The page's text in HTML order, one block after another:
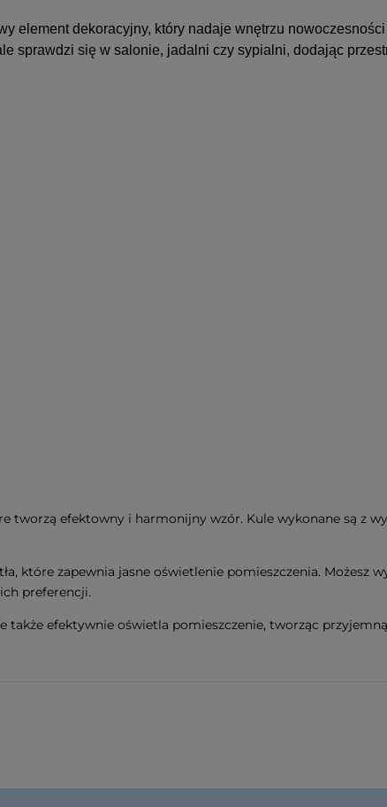
element dekoracyjny, który nadaje wnętrzu
sprawdzi się w salonie, jadalni czy sypialni, dodając
tworzą efektowny i harmonijny wzór. Kule wykonane są z
które zapewnia jasne oświetlenie pomieszczenia. Możesz
preferencji.
także efektywnie oświetla pomieszczenie, tworząc